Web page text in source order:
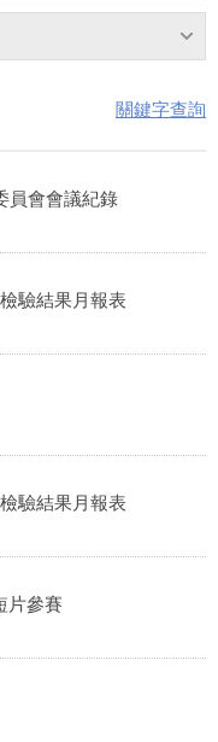
關鍵字查詢
員會會議紀錄
驗結果月報表
驗結果月報表
片參賽